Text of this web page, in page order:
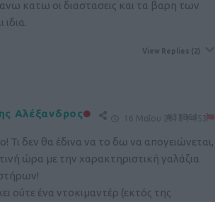
κατω οι διαστασεις και τα βαρη των
View Replies (2)
Αλέξανδρος 16 Μαΐου 2018 14:53
#37864
Τι δεν θα έδινα να το δω να απογειώνεται,
ώρα με την χαρακτηριστική γαλάζια
ούτε ένα ντοκιμαντέρ (εκτός της